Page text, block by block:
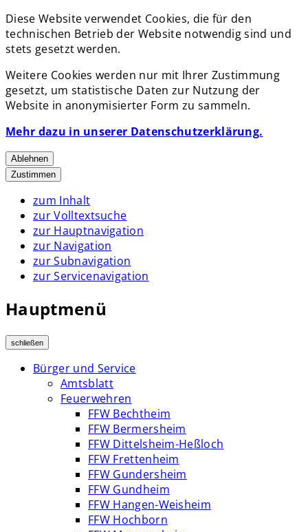
Diese Website verwendet Cookies, die für den
technischen Betrieb der Website notwendig sind und
stets gesetzt werden.
Weitere Cookies werden nur mit Ihrer Zustimmung
gesetzt, um statistische Daten zur Nutzung der
Website in anonymisierter Form zu sammeln.
Mehr dazu in unserer Datenschutzerklärung.
Ablehnen
Zustimmen
zum Inhalt
zur Volltextsuche
zur Hauptnavigation
zur Navigation
zur Subnavigation
zur Servicenavigation
Hauptmenü
schließen
Bürger und Service
Amtsblatt
Feuerwehren
FFW Bechtheim
FFW Bermersheim
FFW Dittelsheim-Heßloch
FFW Frettenheim
FFW Gundersheim
FFW Gundheim
FFW Hangen-Weisheim
FFW Hochborn